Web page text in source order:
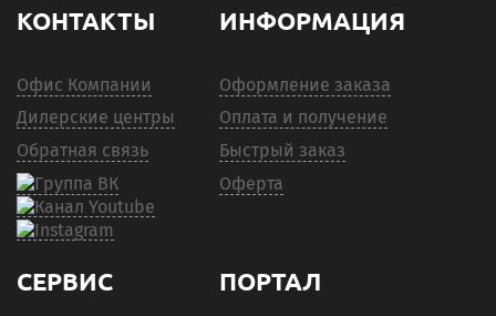
КОНТАКТЫ
Офис Компании
Дилерские центры
Обратная связь
ИНФОРМАЦИЯ
Оформление заказа
Оплата и получение
Быстрый заказ
Оферта
СЕРВИС ПОРТАЛ